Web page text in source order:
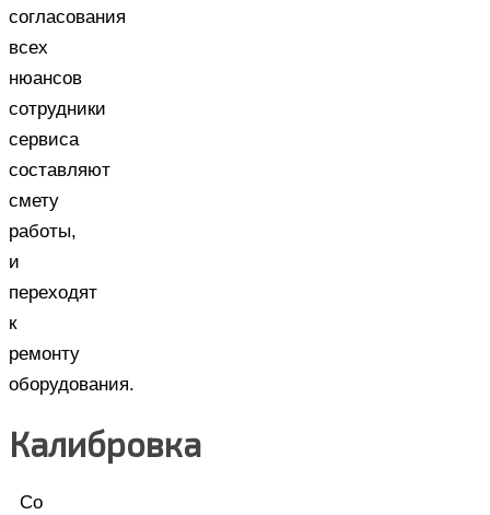
согласования
всех
нюансов
сотрудники
сервиса
составляют
смету
работы,
и
переходят
к
ремонту
оборудования.
Калибровка
Со